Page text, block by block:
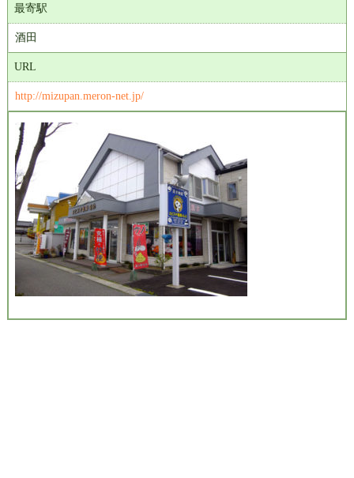
最寄駅
酒田
URL
http://mizupan.meron-net.jp/